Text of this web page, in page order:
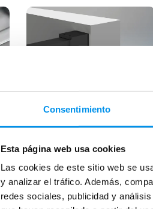
Consentimiento
Esta página web usa cookies
Las cookies de este sitio web se
y analizar el tráfico. Además,
redes sociales, publicidad y